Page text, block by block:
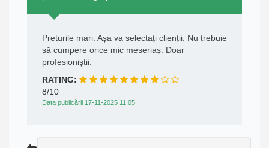
Preturile mari. Așa va selectați clienții. Nu trebuie
să cumpere orice mic meseriaș. Doar
profesioniștii.
RATING:
8/10
Data publicării 17-11-2025 11:05